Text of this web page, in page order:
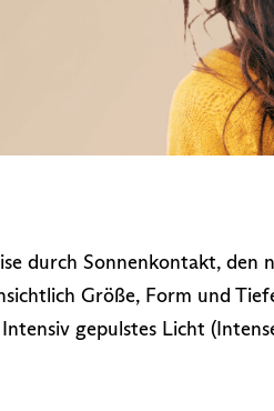
durch Sonnenkontakt,
Größe, Form und
gepulstes Licht